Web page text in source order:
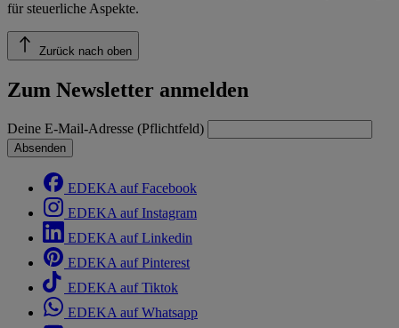
für steuerliche Aspekte.
Zurück nach oben
Zum Newsletter anmelden
Deine E-Mail-Adresse (Pflichtfeld)
Absenden
EDEKA auf Facebook
EDEKA auf Instagram
EDEKA auf Linkedin
EDEKA auf Pinterest
EDEKA auf Tiktok
EDEKA auf Whatsapp